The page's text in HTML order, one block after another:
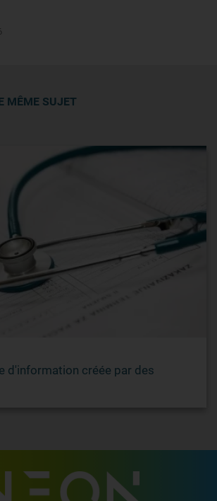
MÊME SUJET
d'information créée par des